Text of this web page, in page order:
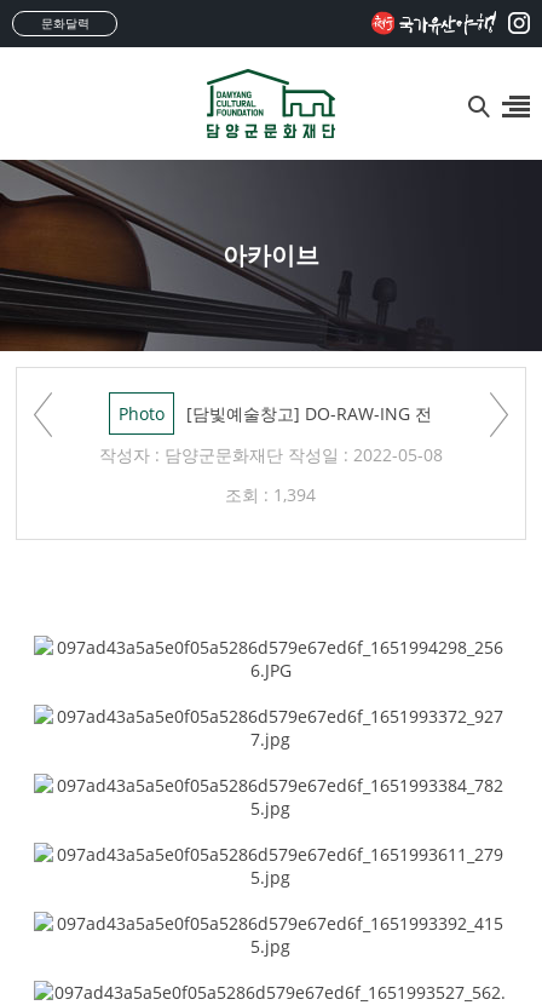
문화달력
아카이브
Photo
[담빛예술창고] DO-RAW-ING 전
작성자 : 담양군문화재단 작성일 : 2022-05-08
조회 : 1,394